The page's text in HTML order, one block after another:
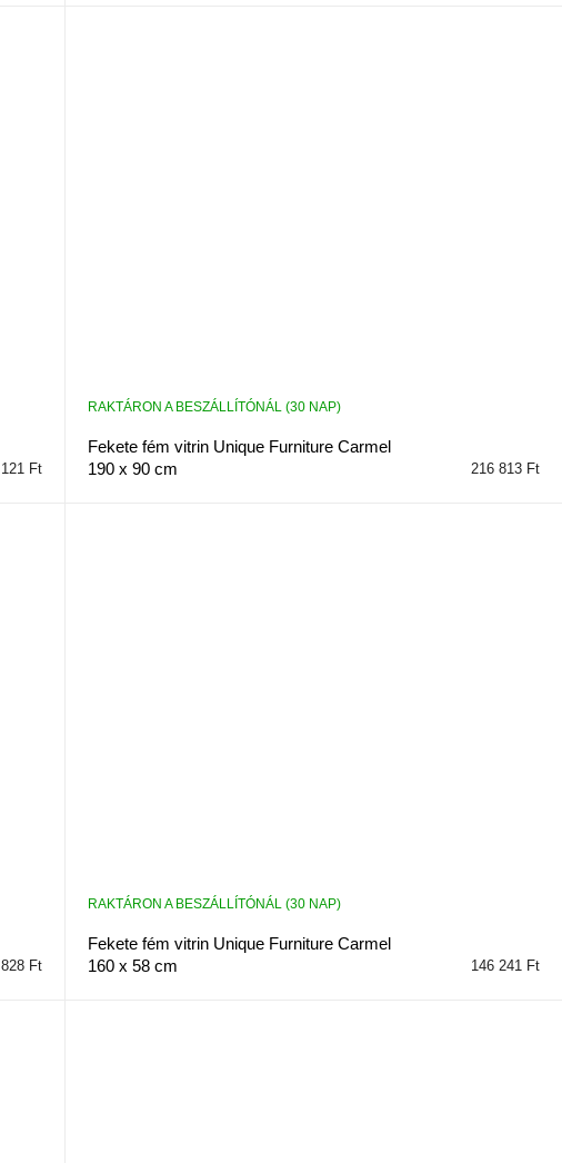
Ft
Fekete fém vitrin Unique Furniture Carmel
190 x 90 cm
RAKTÁRON A BESZÁLLÍTÓNÁL (30 NAP)
216 813 Ft
Ft
Fekete fém vitrin Unique Furniture Carmel
160 x 58 cm
RAKTÁRON A BESZÁLLÍTÓNÁL (30 NAP)
146 241 Ft